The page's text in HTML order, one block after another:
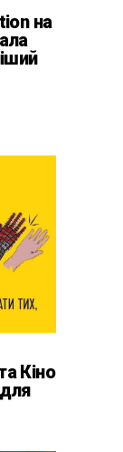
на
Кіно